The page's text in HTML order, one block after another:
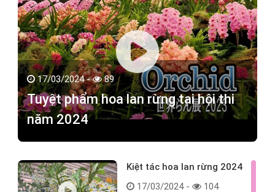
17/03/2024 - 89
Tuyệt phẩm hoa lan rừng tại hội thi
năm 2024
Kiệt tác hoa lan rừng 2024
17/03/2024 -
104